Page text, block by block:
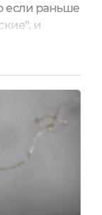
если раньше
и
от
Про
которая